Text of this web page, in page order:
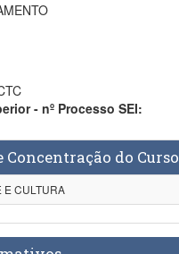
- nº Processo SEI:
Concentração do Curso
E CULTURA